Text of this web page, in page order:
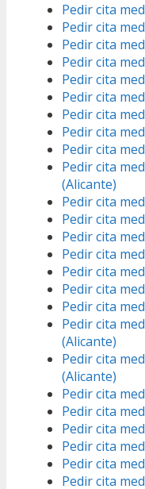
Pedir cita
Pedir cita
Pedir cita
Pedir cita
Pedir cita
Pedir cita
Pedir cita
Pedir cita
Pedir cita
Pedir cita
(Alicante)
Pedir cita
Pedir cita
Pedir cita
Pedir cita
Pedir cita
Pedir cita
Pedir cita
Pedir cita
(Alicante)
Pedir cita
(Alicante)
Pedir cita
Pedir cita
Pedir cita
Pedir cita
Pedir cita
Pedir cita